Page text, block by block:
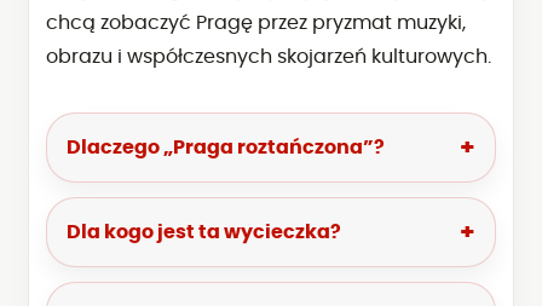
chcą zobaczyć Pragę przez pryzmat muzyki,
obrazu i współczesnych skojarzeń kulturowych.
Dlaczego „Praga roztańczona”?
Dla kogo jest ta wycieczka?